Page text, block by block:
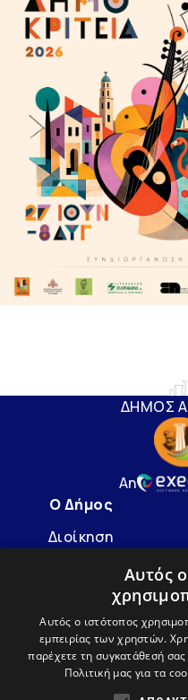
ΔΗΜΟΣ
An
Ο Δήμος
Διοίκηση
Αυτός
Αυτός ο ιστότοπος
εμπειρίας των χρηστών.
παρέχετε τη συγκατάθεσή
Πολιτική μας για τα